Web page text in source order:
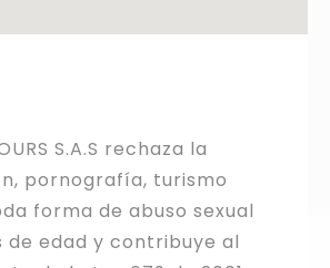
S.A.S rechaza la
pornografía, turismo
forma de abuso sexual
de edad y contribuye al